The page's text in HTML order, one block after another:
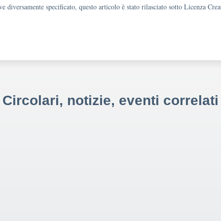
diversamente specificato, questo articolo è stato rilasciato sotto Licenza
Circolari, notizie, eventi correlati